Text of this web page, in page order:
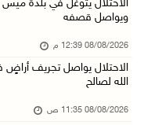
08/آب/2026 10:18 ص
تقرير: خطاب الكراهية
الاحتلال يتوغل في بلدة ميس
ويواصل قصفه
08/08/2026 12:39 م
الاحتلال يواصل تجريف
الله لصالح
08/08/2026 11:35 ص